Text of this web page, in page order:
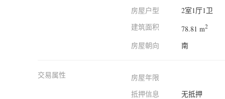
房屋户型
2室1厅1卫
建筑面积
78.81 m2
房屋朝向 南
交易属性
房屋年限
抵押信息
无抵押